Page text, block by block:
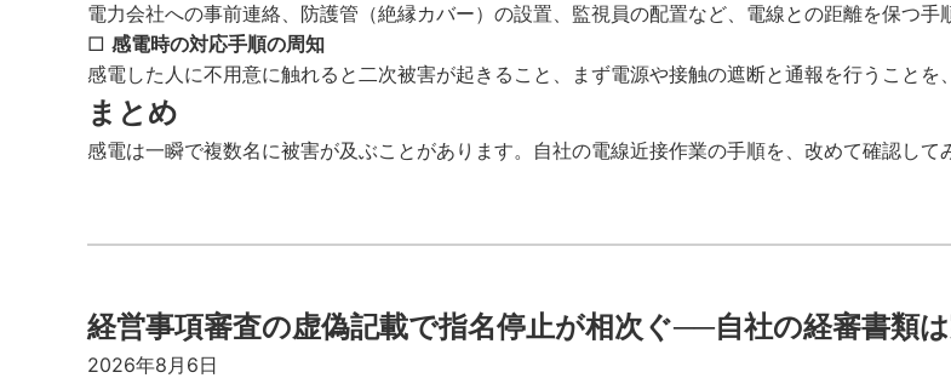
電力会社への事前連絡、防護管（絶縁カバー）の設置、監視員の配置など、電線との距離を保つ手
□ 感電時の対応手順の周知
感電した人に不用意に触れると二次被害が起きること、まず電源や接触の遮断と通報を行うことを
まとめ
感電は一瞬で複数名に被害が及ぶことがあります。自社の電線近接作業の手順を、改めて確認して
経営事項審査の虚偽記載で指名停止が相次ぐ──自社の経審書類
2026年8月6日